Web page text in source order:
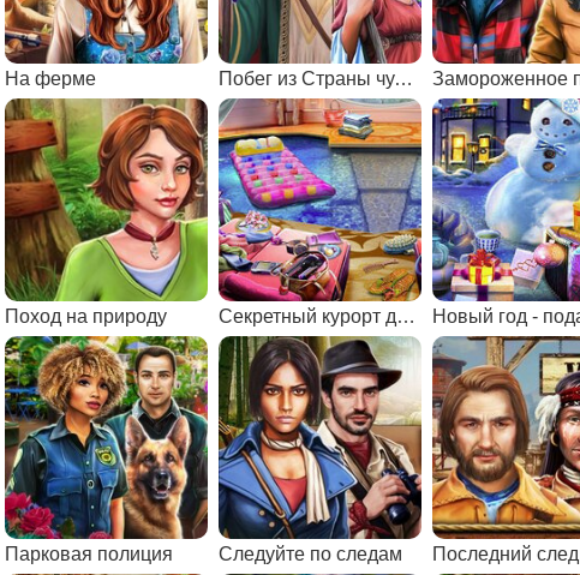
На ферме Побег из Страны чудес
Поход на природу Секретный курорт для знаменитостей
Парковая полиция Следуйте по следам Последний след